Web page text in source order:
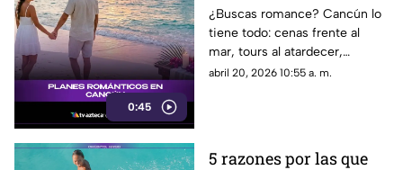
0:45
experiencias para vivir
en pareja este 2026
¿Buscas romance? Cancún lo
tiene todo: cenas frente al
mar, tours al atardecer,
cenotes mágicos y spas de
abril 20, 2026 10:55 a. m.
5 razones por las que